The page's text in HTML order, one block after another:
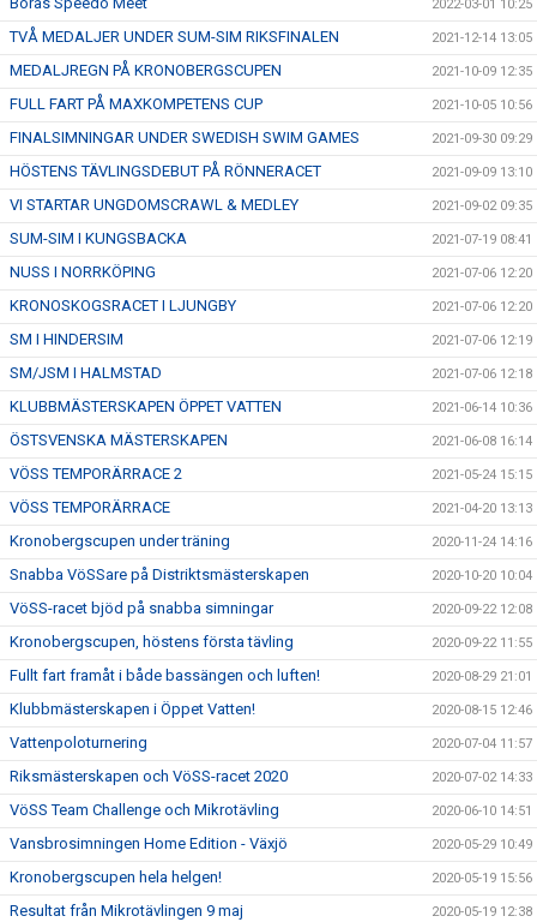
2022-03-01 10:25
TVÅ MEDALJER UNDER SUM-SIM RIKSFINALEN 2021-12-14 13:05
MEDALJREGN PÅ KRONOBERGSCUPEN 2021-10-09 12:35
FULL FART PÅ MAXKOMPETENS CUP 2021-10-05 10:56
FINALSIMNINGAR UNDER SWEDISH SWIM GAMES 2021-09-30 09:29
HÖSTENS TÄVLINGSDEBUT PÅ RÖNNERACET 2021-09-09 13:10
VI STARTAR UNGDOMSCRAWL & MEDLEY 2021-09-02 09:35
SUM-SIM I KUNGSBACKA 2021-07-19 08:41
NUSS I NORRKÖPING 2021-07-06 12:20
KRONOSKOGSRACET I LJUNGBY 2021-07-06 12:20
SM I HINDERSIM 2021-07-06 12:19
SM/JSM I HALMSTAD 2021-07-06 12:18
KLUBBMÄSTERSKAPEN ÖPPET VATTEN 2021-06-14 10:36
ÖSTSVENSKA MÄSTERSKAPEN 2021-06-08 16:14
VÖSS TEMPORÄRRACE 2 2021-05-24 15:15
VÖSS TEMPORÄRRACE 2021-04-20 13:13
Kronobergscupen under träning 2020-11-24 14:16
Snabba VöSSare på Distriktsmästerskapen 2020-10-20 10:04
VöSS-racet bjöd på snabba simningar 2020-09-22 12:08
Kronobergscupen, höstens första tävling 2020-09-22 11:55
Fullt fart framåt i både bassängen och luften! 2020-08-29 21:01
Klubbmästerskapen i Öppet Vatten! 2020-08-15 12:46
Vattenpoloturnering 2020-07-04 11:57
Riksmästerskapen och VöSS-racet 2020 2020-07-02 14:33
VöSS Team Challenge och Mikrotävling 2020-06-10 14:51
Vansbrosimningen Home Edition - Växjö 2020-05-29 10:49
Kronobergscupen hela helgen! 2020-05-19 15:56
Resultat från Mikrotävlingen 9 maj 2020-05-19 12:38